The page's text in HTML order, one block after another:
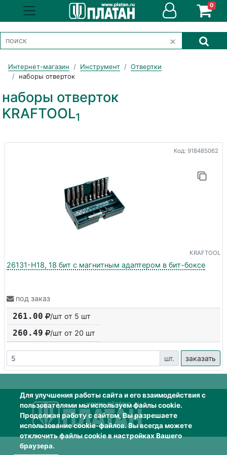
0
Интернет-магазин Инструмент
Отвертки
наборы отверток
наборы отверток
KRAFTOOL1
Код: 918485062
KRAFTOOL
26131-H18, 18 бит с магнитным адаптером в бит-боксе
под заказ
261.00 /шт от 5 шт
260.49 /шт от 20 шт
шт. заказать
Для улучшения работы сайта и его взаимодействия с
пользователями мы используем файлы cookie.
Продолжая работу с сайтом, Вы разрешаете
использование cookie-файлов. Вы всегда можете
отключить файлы cookie в настройках Вашего
браузера.